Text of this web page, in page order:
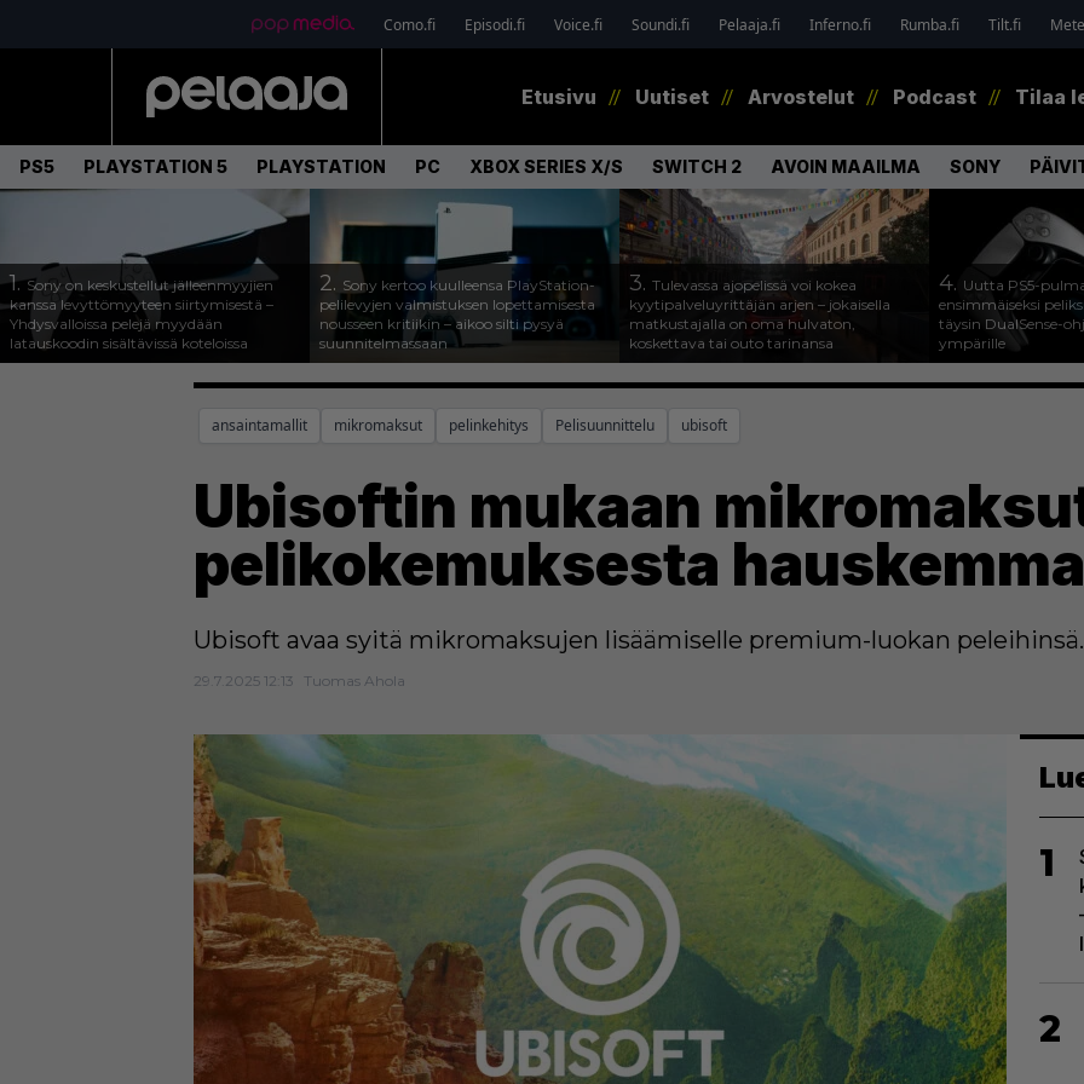
Como.fi Episodi.fi Voice.fi Soundi.fi Pelaaja.fi Inferno.fi Rumba.fi Tilt.fi
Etusivu Uutiset Arvostelut Podcast Tilaa
PS5 PLAYSTATION 5 PLAYSTATION PC XBOX SERIES X/S SWITCH 2 AVOIN MAAILMA SONY
1.Sony on keskustellut jälleenmyyjien
kanssa levyttömyyteen siirtymisestä –
Yhdysvalloissa pelejä myydään
latauskoodin sisältävissä koteloissa
2. Sony kertoo kuulleensa PlayStation-
pelilevyjen valmistuksen lopettamisesta
nousseen kritiikin – aikoo silti pysyä
suunnitelmassaan
3. Tulevassa ajopelissä voi kokea
kyytipalveluyrittäjän arjen – jokaisella
matkustajalla on oma hulvaton,
koskettava tai outo tarinansa
4. Uutta PS5-
ensimmäiseksi
täysin DualSense-
ympärille
ansaintamallit mikromaksut pelinkehitys Pelisuunnittelu ubisoft
Ubisoftin mukaan
pelikokemuksesta
Ubisoft avaa syitä mikromaksujen lisäämiselle premium-luokan peleihinsä.
29.7.2025 12:13 Tuomas Ahola
1
2